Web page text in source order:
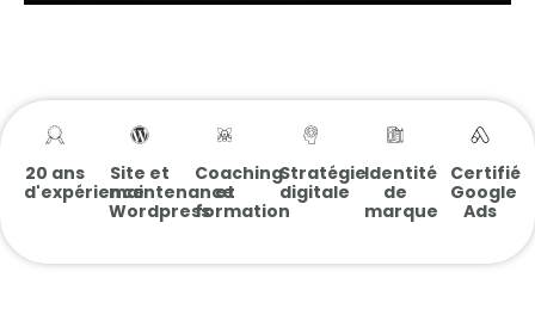
20 ans
d'expérience
Site et
maintenance
Wordpress
Coaching
et
formation
Stratégie
digitale
Identité
de
marque
Certifié
Google
Ads